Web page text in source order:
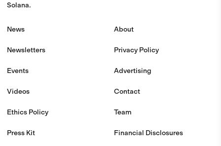
Solana.
News
Newsletters
Events
Videos
Ethics Policy
Press Kit
About
Privacy Policy
Advertising
Contact
Team
Financial Disclosures